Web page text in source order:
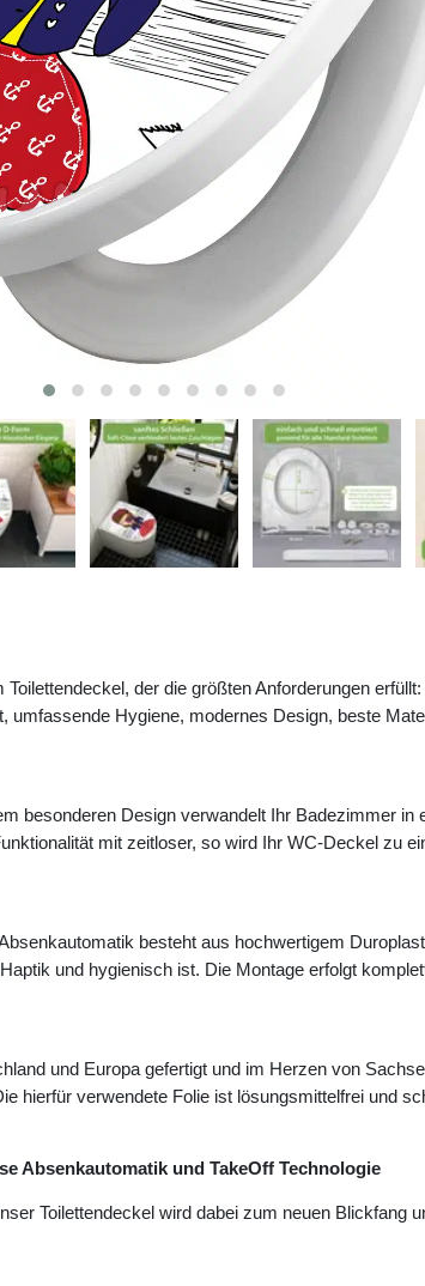
der die größten Anforderungen
umfassende Hygiene, modernes Design, beste
besonderen Design verwandelt Ihr Badezimmer in
mit zeitloser, so wird Ihr WC-Deckel zu
besteht aus hochwertigem
und hygienisch ist. Die Montage erfolgt
und Europa gefertigt und im Herzen von
hierfür verwendete Folie ist lösungsmittelfrei und
Absenkautomatik und TakeOff Technologie
Toilettendeckel wird dabei zum neuen Blickfang